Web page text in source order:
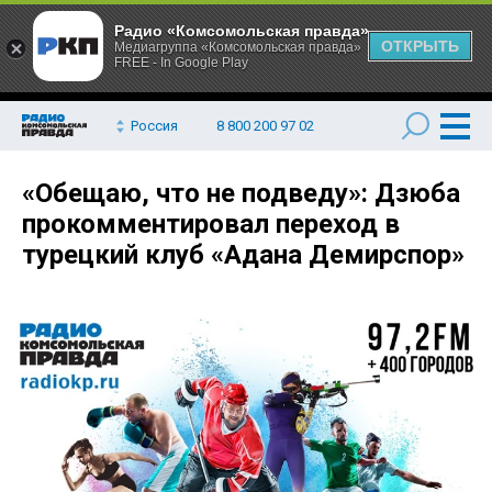
Россия 8 800 200 97 02
«Обещаю, что не подведу»: Дзюба
прокомментировал переход в
турецкий клуб «Адана Демирспор»
Радио «Комсомольская правда»
Медиагруппа «Комсомольская правда»
FREE - In Google Play
ОТКРЫТЬ